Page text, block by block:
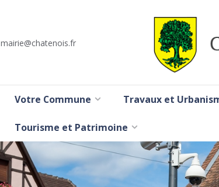
mairie@chatenois.fr
Votre Commune Travaux et
Tourisme et Patrimoine